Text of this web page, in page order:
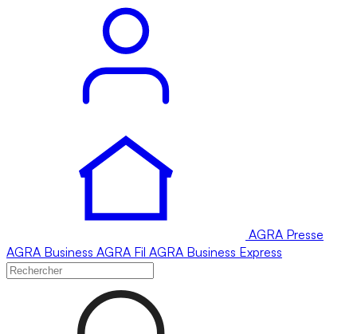
AGRA Presse
AGRA Business AGRA Fil AGRA Business Express